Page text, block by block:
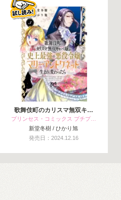
歌舞伎町のカリスマ無双キ…
プリンセス・コミックス プチプ…
新堂冬樹 / ひかり旭
発売日：2024.12.16